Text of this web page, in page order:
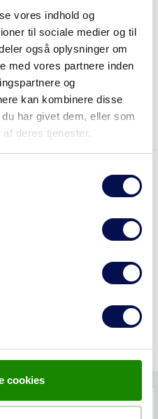
vores indhold og
til sociale medier og til
også oplysninger om
med vores partnere inden
og
kan kombinere disse
har givet dem, eller som
deres tjenester.
cookies
KONTAKT OS